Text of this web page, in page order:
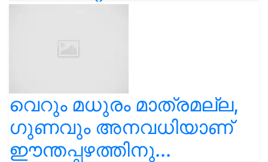
വെറും മധുരം മാത്രമല്ല,
ഗുണവും അനവധിയാണ്
ഈന്തപ്പഴത്തിനു...